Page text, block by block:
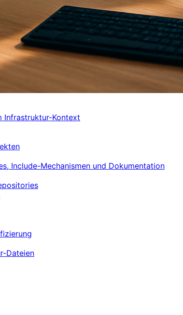
Infrastruktur-Kontext
Include-Mechanismen und Dokumentation
Dateien